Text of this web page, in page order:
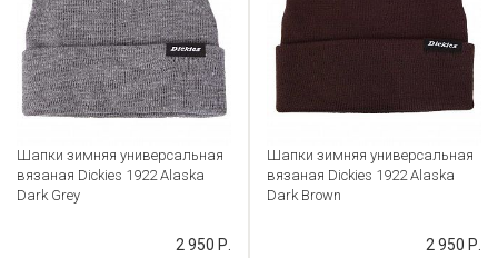
Шапки зимняя универсальная
вязаная Dickies 1922 Alaska
Dark Grey
2 950 Р.
Шапки зимняя универсальная
вязаная Dickies 1922 Alaska
Dark Brown
2 950 Р.